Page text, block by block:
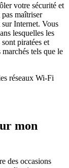
votre sécurité et
maîtriser
Internet. Vous
lesquelles les
piratées et
tels que le
mon
des occasions